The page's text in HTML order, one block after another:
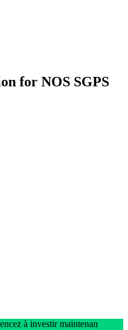
for NOS SGPS
à investir maintenan